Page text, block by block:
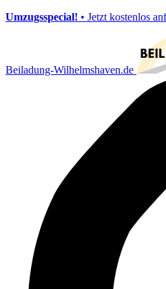
Umzugsspecial! • Jetzt kostenlos
Beiladung-Wilhelmshaven.de